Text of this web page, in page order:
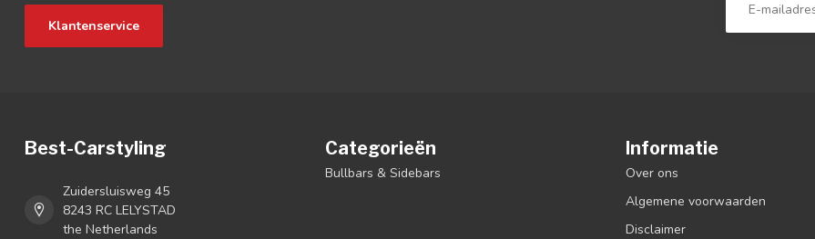
Klantenservice
Best-Carstyling
Zuidersluisweg 45
8243 RC LELYSTAD
the Netherlands
Categorieën
Bullbars & Sidebars
Informatie
Over ons
Algemene voorwaarden
Disclaimer